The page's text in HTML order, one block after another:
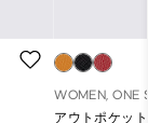
WOMEN, ONE
アウトポケッ